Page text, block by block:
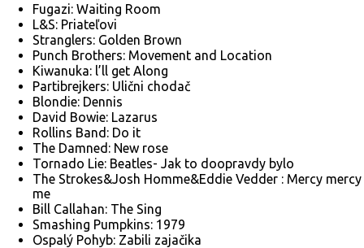
Fugazi: Waiting Room
L&S: Priateľovi
Stranglers: Golden Brown
Punch Brothers: Movement and Location
Kiwanuka: l’ll get Along
Partibrejkers: Ulični chodač
Blondie: Dennis
David Bowie: Lazarus
Rollins Band: Do it
The Damned: New rose
Tornado Lie: Beatles- Jak to doopravdy bylo
The Strokes&Josh Homme&Eddie Vedder : Mercy mercy
me
Bill Callahan: The Sing
Smashing Pumpkins: 1979
Ospalý Pohyb: Zabili zajačika